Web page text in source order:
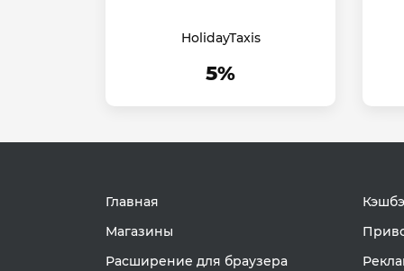
HolidayTaxis
5%
Главная
Магазины
Расширение для браузера